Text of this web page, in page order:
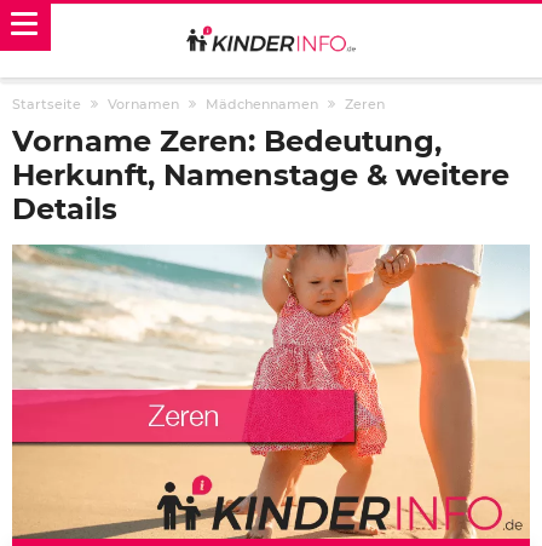
Startseite Vornamen Mädchennamen Zeren
Vorname Zeren: Bedeutung,
Herkunft, Namenstage & weitere
Details